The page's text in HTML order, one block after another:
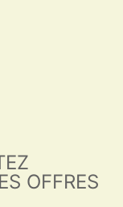
OFFRES